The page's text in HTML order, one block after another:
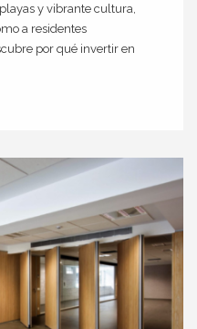
y vibrante cultura,
a residentes
por qué invertir en